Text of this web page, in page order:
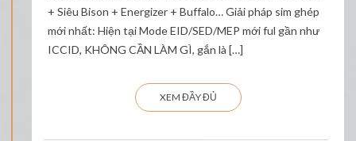
+ Siêu Bison + Energizer + Buffalo… Giải pháp sim ghép
mới nhất: Hiện tại Mode EID/SED/MEP mới ful gần như
ICCID, KHÔNG CẦN LÀM GÌ, gắn là […]
XEM ĐẦY ĐỦ